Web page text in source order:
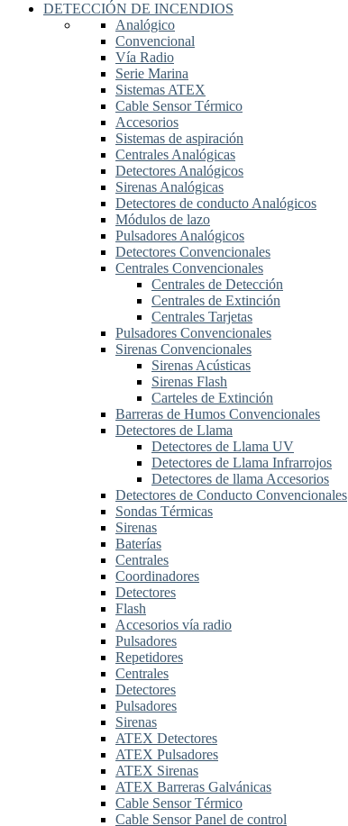
DETECCIÓN DE INCENDIOS
Analógico
Convencional
Vía Radio
Serie Marina
Sistemas ATEX
Cable Sensor Térmico
Accesorios
Sistemas de aspiración
Centrales Analógicas
Detectores Analógicos
Sirenas Analógicas
Detectores de conducto Analógicos
Módulos de lazo
Pulsadores Analógicos
Detectores Convencionales
Centrales Convencionales
Centrales de Detección
Centrales de Extinción
Centrales Tarjetas
Pulsadores Convencionales
Sirenas Convencionales
Sirenas Acústicas
Sirenas Flash
Carteles de Extinción
Barreras de Humos Convencionales
Detectores de Llama
Detectores de Llama UV
Detectores de Llama Infrarrojos
Detectores de llama Accesorios
Detectores de Conducto Convencionales
Sondas Térmicas
Sirenas
Baterías
Centrales
Coordinadores
Detectores
Flash
Accesorios vía radio
Pulsadores
Repetidores
Centrales
Detectores
Pulsadores
Sirenas
ATEX Detectores
ATEX Pulsadores
ATEX Sirenas
ATEX Barreras Galvánicas
Cable Sensor Térmico
Cable Sensor Panel de control